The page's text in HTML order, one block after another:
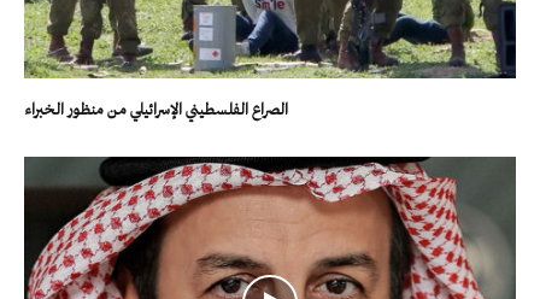
الصراع الفلسطيني الإسرائيلي من منظور الخبراء